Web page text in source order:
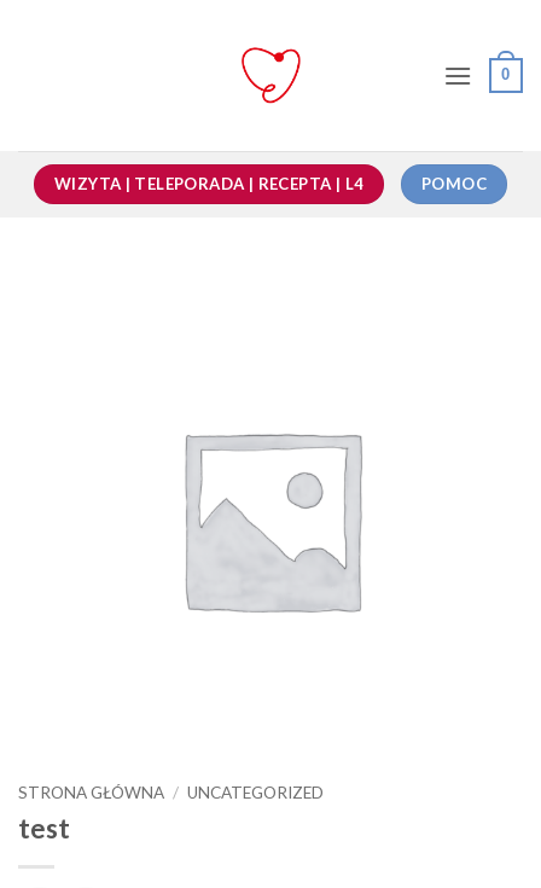
0
WIZYTA | TELEPORADA | RECEPTA | L4 POMOC
STRONA GŁÓWNA / UNCATEGORIZED
test